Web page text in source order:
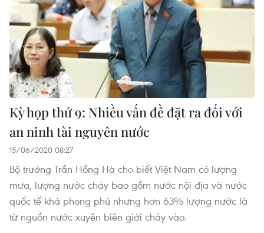
Kỳ họp thứ 9: Nhiều vấn đề đặt ra đối với
an ninh tài nguyên nước
15/06/2020 08:27
Bộ trưởng Trần Hồng Hà cho biết Việt Nam có lượng
mưa, lượng nước chảy bao gồm nước nội địa và nước
quốc tế khá phong phú nhưng hơn 63% lượng nước là
từ nguồn nước xuyên biên giới chảy vào.